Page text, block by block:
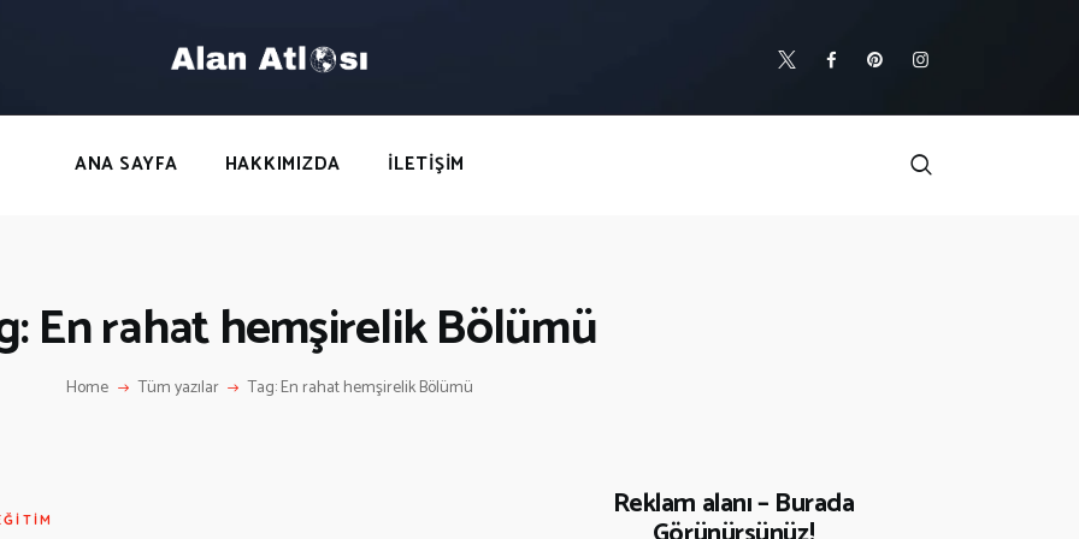
ANA SAYFA HAKKIMIZDA İLETIŞIM
En rahat hemşirelik Bölümü
Home Tüm yazılar Tag: En rahat hemşirelik Bölümü
Reklam alanı – Burada